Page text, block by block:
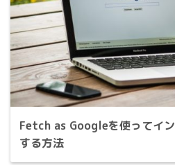
Fetch as Googleを使ってイ
する方法